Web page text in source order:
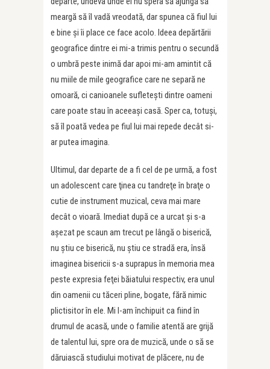
meargă să îl vadă vreodată, dar spunea că fiul lui
e bine şi îi place ce face acolo. Ideea depărtării
geografice dintre ei mi-a trimis pentru o secundă
o umbră peste inimă dar apoi mi-am amintit că
nu miile de mile geografice care ne separă ne
omoară, ci canioanele sufleteşti dintre oameni
care poate stau în aceeaşi casă. Sper ca, totuşi,
să îl poată vedea pe fiul lui mai repede decât si-
ar putea imagina.
Ultimul, dar departe de a fi cel de pe urmă, a fost
un adolescent care ţinea cu tandreţe în braţe o
cutie de instrument muzical, ceva mai mare
decât o vioară. Imediat după ce a urcat şi s-a
aşezat pe scaun am trecut pe lângă o biserică,
nu ştiu ce biserică, nu ştiu ce stradă era, însă
imaginea bisericii s-a suprapus în memoria mea
peste expresia feţei băiatului respectiv, era unul
din oamenii cu tăceri pline, bogate, fără nimic
plictisitor în ele. Mi l-am închipuit ca fiind în
drumul de acasă, unde o familie atentă are grijă
de talentul lui, spre ora de muzică, unde o să se
dăruiască studiului motivat de plăcere, nu de